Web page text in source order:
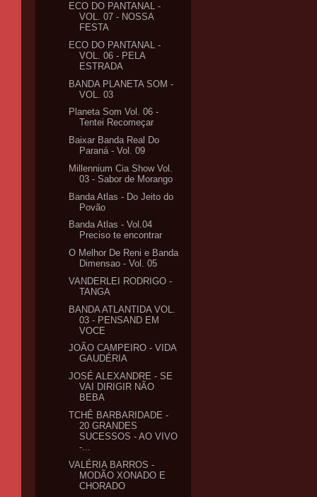
ECO DO PANTANAL -
VOL. 07 - NOSSA
FESTA
ECO DO PANTANAL -
VOL. 06 - PELA
ESTRADA
BANDA PLANETA SOM -
VOL. 03
Planeta Som Vol. 06 -
Tentei Recomeçar
Baixar Banda Real Do
Paraná - Vol. 09
Millennium Cia Show Vol.
03 - Sabor de Morango
Banda Atlas - Do Jeito do
Povão
Banda Atlas - Vol.04
Preciso te encontrar
O Melhor De Reni e Banda
Dimensao - Vol. 05
VANDERLEI RODRIGO -
TANGA
BANDA ATLANTIDA VOL.
03 - PENSAND EM
VOCE
JOÃO CAMPEIRO - VIDA
GAUDÉRIA
JOSÉ ALEXANDRE - SE
VAI DIRIGIR NÃO
BEBA
TCHÊ BARBARIDADE -
20 GRANDES
SUCESSOS - AO VIVO
-...
VALÉRIA BARROS -
MODÃO XONADO E
CHORADO